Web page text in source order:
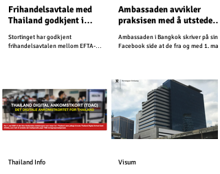
Frihandelsavtale med
Thailand godkjent i
Stortinget har godkjent
frihandelsavtalen mellom EFTA-
Ambassaden avvikler
praksisen med å utstede
Ambassaden i Bangkok skriver på sin
Facebook side at de fra og med 1. mai
Thailand Info Visum